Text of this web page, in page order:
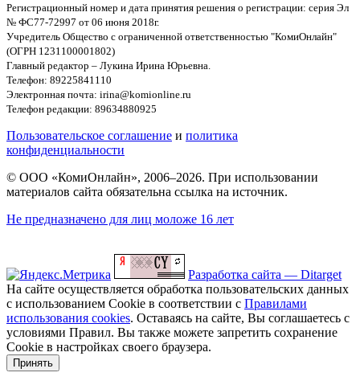
Регистрационный номер и дата принятия решения о регистрации: серия Эл
№ ФС77-72997 от 06 июня 2018г.
Учредитель Общество с ограниченной ответственностью "КомиОнлайн"
(ОГРН 1231100001802)
Главный редактор – Лукина Ирина Юрьевна.
Телефон: 89225841110
Электронная почта: irina@komionline.ru
Телефон редакции: 89634880925
Пользовательское соглашение и политика
конфиденциальности
© ООО «КомиОнлайн», 2006–2026. При использовании
материалов сайта обязательна ссылка на источник.
Не предназначено для лиц моложе 16 лет
Разработка сайта — Ditarget
На сайте осуществляется обработка пользовательских данных
с использованием Cookie в соответствии с Правилами
использования cookies. Оставаясь на сайте, Вы соглашаетесь с
условиями Правил. Вы также можете запретить сохранение
Cookie в настройках своего браузера.
Принять